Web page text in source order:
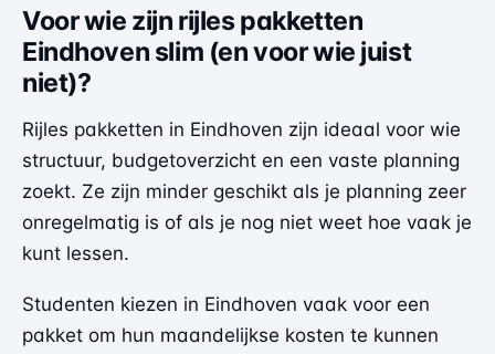
Voor wie zijn rijles pakketten
Eindhoven slim (en voor wie juist
niet)?
Rijles pakketten in Eindhoven zijn ideaal voor wie
structuur, budgetoverzicht en een vaste planning
zoekt. Ze zijn minder geschikt als je planning zeer
onregelmatig is of als je nog niet weet hoe vaak je
kunt lessen.
Studenten kiezen in Eindhoven vaak voor een
pakket om hun maandelijkse kosten te kunnen